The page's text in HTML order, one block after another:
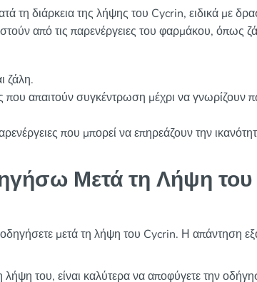
τη διάρκεια της λήψης του Cycrin, ειδικά με
από τις παρενέργειες του φαρμάκου, όπως
ζάλη.
που απαιτούν συγκέντρωση μέχρι να γνωρίζουν
που μπορεί να επηρεάζουν την
Μετά τη Λήψη του
μετά τη λήψη του Cycrin. Η απάντηση
του, είναι καλύτερα να αποφύγετε την